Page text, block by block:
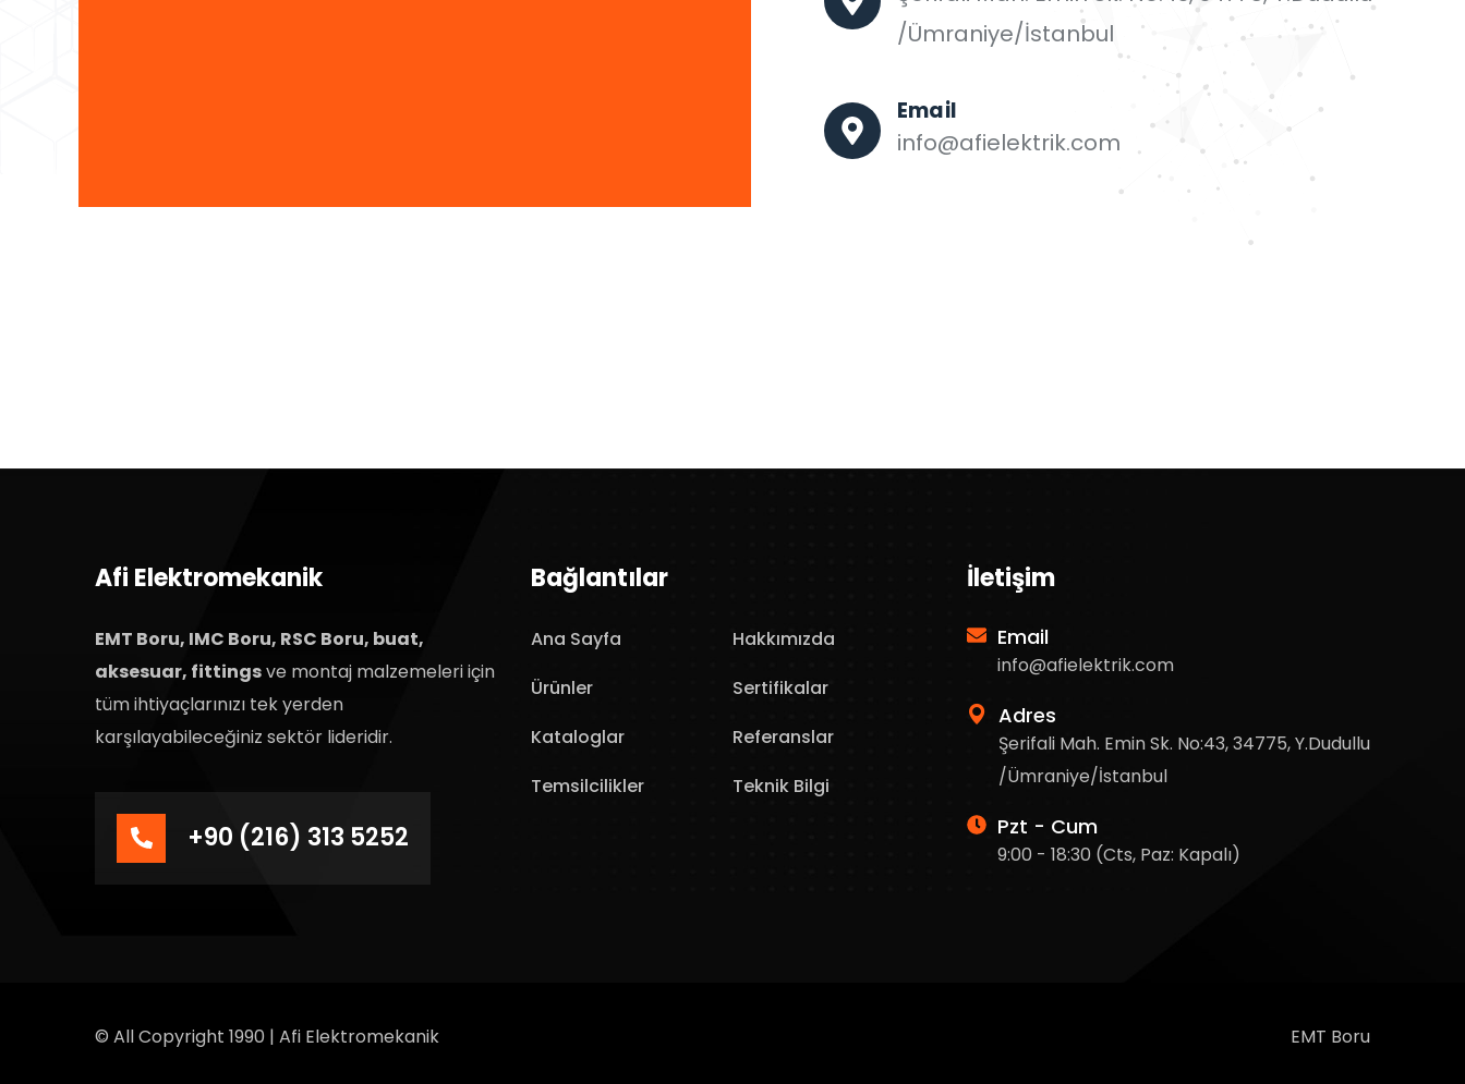
/Ümraniye/İstanbul
Email
info@afielektrik.com
Afi Elektromekanik
EMT Boru, IMC Boru, RSC Boru, buat,
aksesuar, fittingsve montaj malzemeleri için
tüm ihtiyaçlarınızı tek yerden
karşılayabileceğiniz sektör lideridir.
+90 (216) 313 5252
Bağlantılar
Ana Sayfa
Hakkımızda
Ürünler
Sertifikalar
Kataloglar
Referanslar
Temsilcilikler
Teknik Bilgi
İletişim
Email
info@afielektrik.com
Adres
Şerifali Mah. Emin Sk. No:43, 34775, Y.Dudullu
/Ümraniye/İstanbul
Pzt - Cum
9:00 - 18:30 (Cts, Paz: Kapalı)
© All Copyright 1990 | Afi Elektromekanik EMT Boru